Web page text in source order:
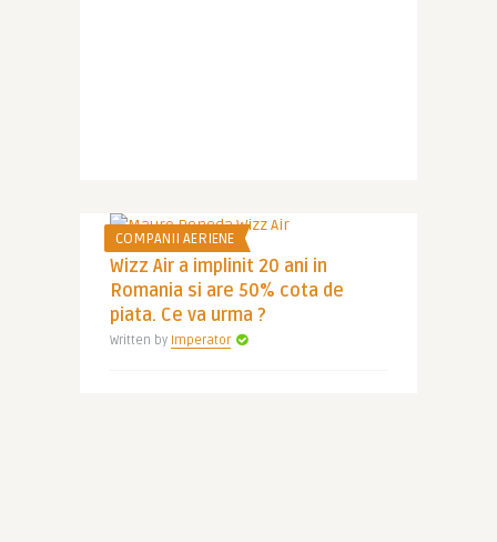
COMPANII AERIENE
Wizz Air a implinit 20 ani in
Romania si are 50% cota de
piata. Ce va urma ?
Written by Imperator